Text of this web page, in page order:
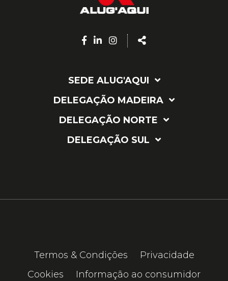
Facebook
Linkedin
Instagram
Share
SEDE ALUG'AQUI
DELEGAÇÃO MADEIRA
DELEGAÇÃO NORTE
DELEGAÇÃO SUL
Termos & Condições
Privacidade
Cookies
Informação ao consumidor